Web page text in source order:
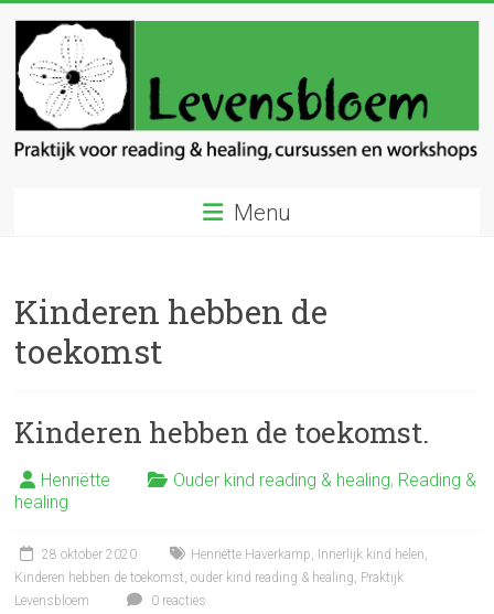
inhoud
Levensbloem
en
healing
Menu
Kinderen hebben de
toekomst
Kinderen hebben de toekomst.
Henriëtte Ouder kind reading & healing, Reading &
healing
28 oktober 2020 Henriëtte Haverkamp, Innerlijk kind helen,
Kinderen hebben de toekomst,ouder kind reading & healing, Praktijk
Levensbloem
0 reacties